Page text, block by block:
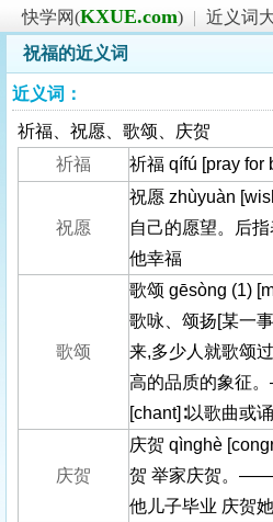
快学网(KXUE.com) | 近义词
祝福的近义词
近义词：
祈福、祝愿、歌颂、庆贺
祈福
祈福 qífú [pray for
祝愿
祝愿 zhùyuàn
自己的愿望。后
他幸福
歌颂
歌颂 gēsòng (1)
歌咏、颂扬[某一
来,多少人就歌颂
高的品质的象征
[chant]∶以歌曲或
庆贺
庆贺 qìnghè
贺 举家庆贺。——
他儿子毕业 庆贺